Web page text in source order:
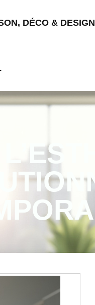
DÉCO & DESIGN